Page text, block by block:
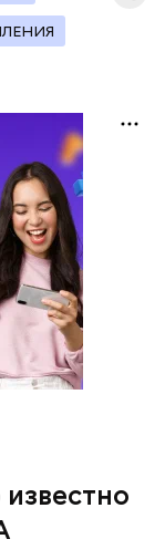
—
по
условиях.
дома и
неотлучно
«ВМ».